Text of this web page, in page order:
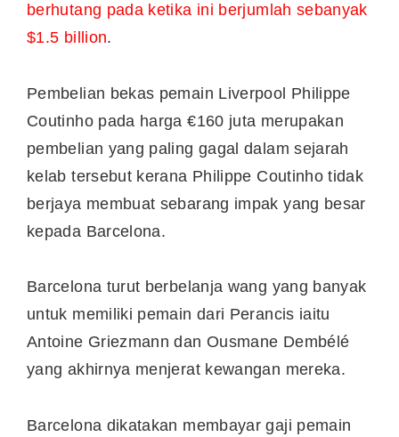
berhutang pada ketika ini berjumlah sebanyak
$1.5 billion.
Pembelian bekas pemain Liverpool Philippe
Coutinho pada harga €160 juta merupakan
pembelian yang paling gagal dalam sejarah
kelab tersebut kerana Philippe Coutinho tidak
berjaya membuat sebarang impak yang besar
kepada Barcelona.
Barcelona turut berbelanja wang yang banyak
untuk memiliki pemain dari Perancis iaitu
Antoine Griezmann dan Ousmane Dembélé
yang akhirnya menjerat kewangan mereka.
Barcelona dikatakan membayar gaji pemain